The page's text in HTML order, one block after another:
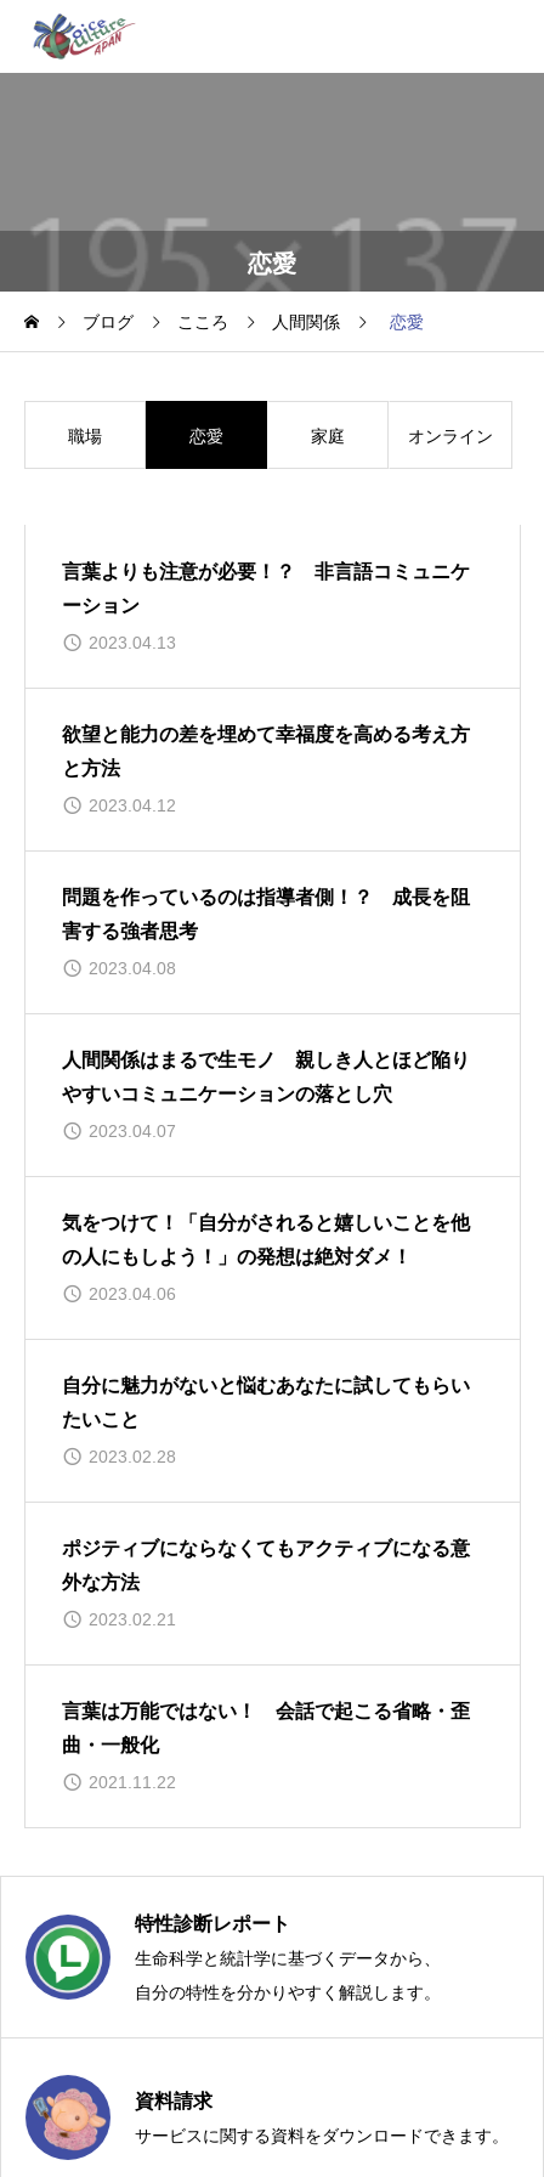
恋愛
ブログ こころ 人間関係 恋愛
職場 恋愛 家庭 オンライン
言葉よりも注意が必要！？ 非言語コミュニケ
ーション
2023.04.13
欲望と能力の差を埋めて幸福度を高める考え方
と方法
2023.04.12
問題を作っているのは指導者側！？ 成長を阻
害する強者思考
2023.04.08
人間関係はまるで生モノ 親しき人とほど陥り
やすいコミュニケーションの落とし穴
2023.04.07
気をつけて！「自分がされると嬉しいことを他
の人にもしよう！」の発想は絶対ダメ！
2023.04.06
自分に魅力がないと悩むあなたに試してもらい
たいこと
2023.02.28
ポジティブにならなくてもアクティブになる意
外な方法
2023.02.21
言葉は万能ではない！ 会話で起こる省略・歪
曲・一般化
2021.11.22
特性診断レポート
生命科学と統計学に基づくデータから、
自分の特性を分かりやすく解説します。
資料請求
サービスに関する資料をダウンロードできます。
モダン・リベラル・アーツ®は、ボイスカルチャージャパン株式